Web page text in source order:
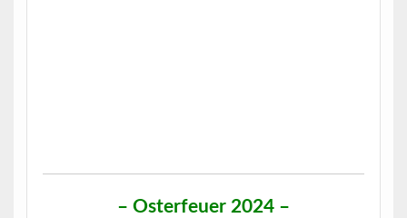
– Osterfeuer 2024 –